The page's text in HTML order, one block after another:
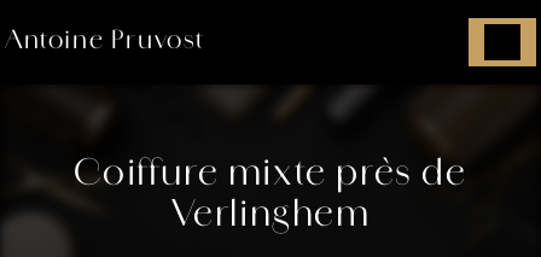
Antoine Pruvost
Coiffure mixte près de
Verlinghem